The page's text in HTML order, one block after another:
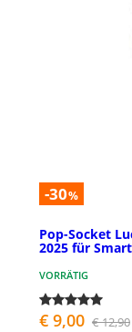
-30%
Pop-Socket
2025 für
VORRÄTIG
€ 9,00 € 12,90